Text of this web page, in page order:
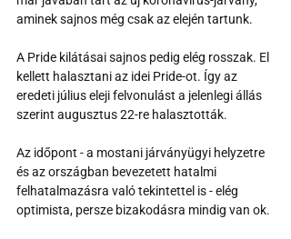
aminek sajnos még csak az elején tartunk.
A Pride kilátásai sajnos pedig elég rosszak. El
kellett halasztani az idei Pride-ot. Így az
eredeti július eleji felvonulást a jelenlegi állás
szerint augusztus 22-re halasztották.
Az időpont - a mostani járványügyi helyzetre
és az országban bevezetett hatalmi
felhatalmazásra való tekintettel is - elég
optimista, persze bizakodásra mindig van ok.